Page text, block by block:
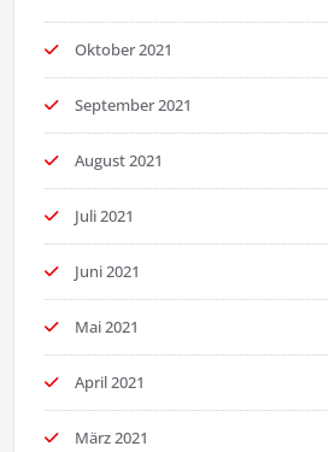
Oktober 2021
September 2021
August 2021
Juli 2021
Juni 2021
Mai 2021
April 2021
März 2021